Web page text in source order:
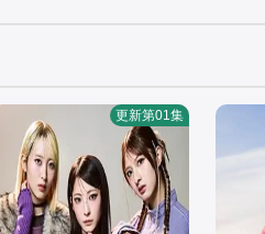
更新第01集